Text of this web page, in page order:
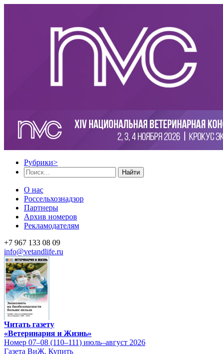
Рубрики>
Найти
О нас
Россельхознадзор
Партнеры
Архив номеров
Рекламодателям
+7 967 133 08 09
info@vetandlife.ru
Читать газету
«Ветеринария и Жизнь»
Номер 07–08 (110–111) июль–август 2026
Газета ВиЖ. Купить